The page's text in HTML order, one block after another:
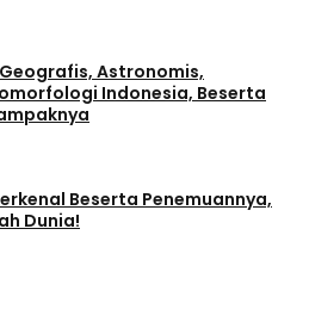
Astronomis,
Indonesia, Beserta
Beserta Penemuannya,
Dunia!